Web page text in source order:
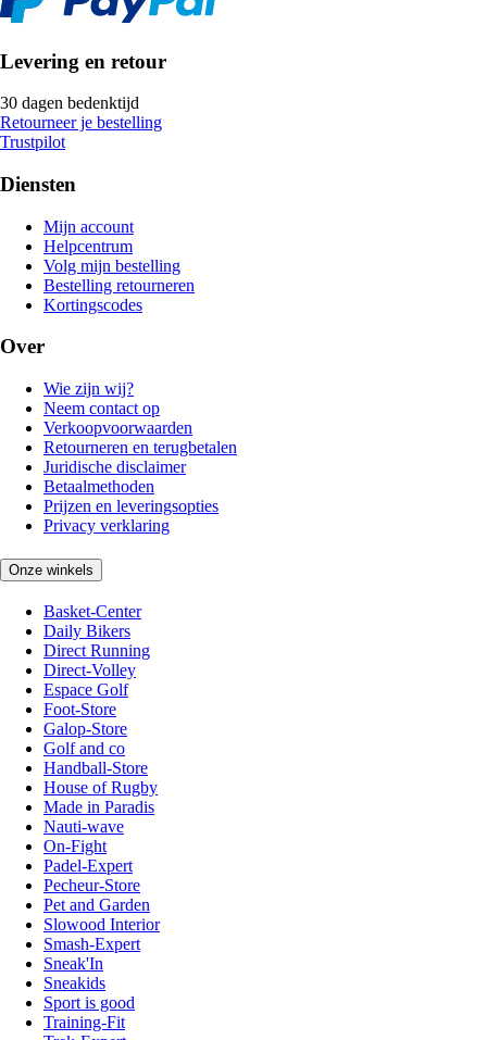
Levering en retour
30 dagen bedenktijd
Retourneer je bestelling
Trustpilot
Diensten
Mijn account
Helpcentrum
Volg mijn bestelling
Bestelling retourneren
Kortingscodes
Over
Wie zijn wij?
Neem contact op
Verkoopvoorwaarden
Retourneren en terugbetalen
Juridische disclaimer
Betaalmethoden
Prijzen en leveringsopties
Privacy verklaring
Onze winkels
Basket-Center
Daily Bikers
Direct Running
Direct-Volley
Espace Golf
Foot-Store
Galop-Store
Golf and co
Handball-Store
House of Rugby
Made in Paradis
Nauti-wave
On-Fight
Padel-Expert
Pecheur-Store
Pet and Garden
Slowood Interior
Smash-Expert
Sneak'In
Sneakids
Sport is good
Training-Fit